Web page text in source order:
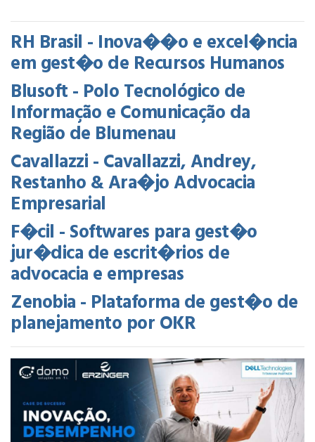
RH Brasil - Inova��o e excel�ncia
em gest�o de Recursos Humanos
Blusoft - Polo Tecnológico de
Informação e Comunicação da
Região de Blumenau
Cavallazzi - Cavallazzi, Andrey,
Restanho & Ara�jo Advocacia
Empresarial
F�cil - Softwares para gest�o
jur�dica de escrit�rios de
advocacia e empresas
Zenobia - Plataforma de gest�o de
planejamento por OKR